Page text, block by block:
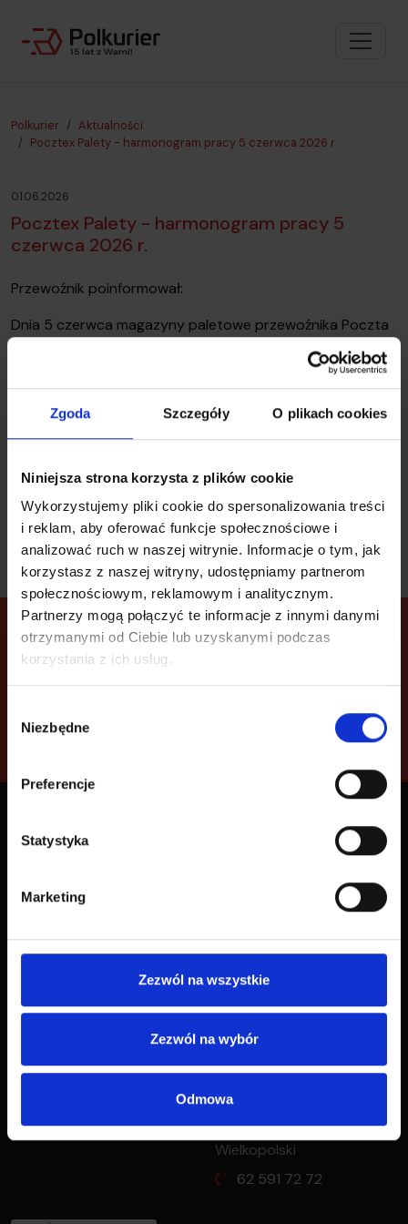
Zgoda Szczegóły O plikach cookies
Niniejsza strona korzysta z plików cookie
Wykorzystujemy pliki cookie do spersonalizowania treści
i reklam, aby oferować funkcje społecznościowe i
analizować ruch w naszej witrynie. Informacje o tym, jak
korzystasz z naszej witryny, udostępniamy partnerom
społecznościowym, reklamowym i analitycznym.
Partnerzy mogą połączyć te informacje z innymi danymi
otrzymanymi od Ciebie lub uzyskanymi podczas
korzystania z ich usług.
zgody
Niezbędne
Preferencje
Statystyka
Marketing
Zezwól na wszystkie
Zezwól na wybór
Odmowa
Polkurier
Aktualności
Pocztex Palety - harmonogram pracy 5 czerwca 2026 r.
01.06.2026
Pocztex Palety - harmonogram pracy 5
czerwca 2026 r.
Przewoźnik poinformował:
Dnia 5 czerwca magazyny paletowe przewoźnika Poczta
Polska nie pracują. Towar odebrany od klientów dnia 3
powrót do aktualności
Twoje przesyłki zawsze
pod ręką!
O nas
Cennik
Polityka prywatności
Partnerzy
Social media
POLKURIER.PL
ul. Kaliska 35a/21
63-400 Ostrów
Wielkopolski
62 591 72 72